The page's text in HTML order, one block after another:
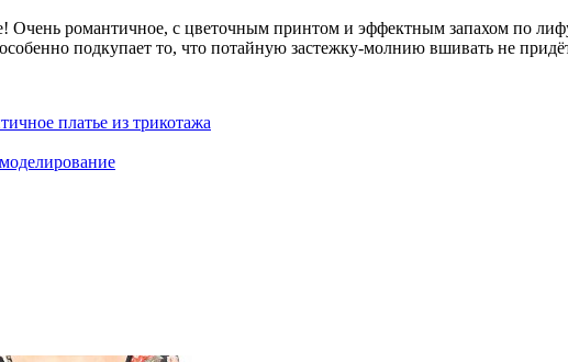
Очень романтичное, с цветочным принтом и эффектным запахом по
подкупает то, что потайную застежку-молнию вшивать не
платье из трикотажа